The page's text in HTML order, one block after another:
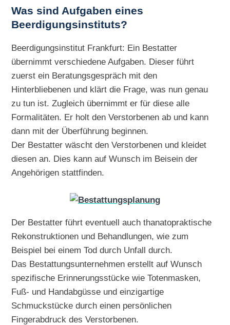
Was sind Aufgaben eines
Beerdigungsinstituts?
Beerdigungsinstitut Frankfurt: Ein Bestatter
übernimmt verschiedene Aufgaben. Dieser führt
zuerst ein Beratungsgespräch mit den
Hinterbliebenen und klärt die Frage, was nun genau
zu tun ist. Zugleich übernimmt er für diese alle
Formalitäten. Er holt den Verstorbenen ab und kann
dann mit der Überführung beginnen.
Der Bestatter wäscht den Verstorbenen und kleidet
diesen an. Dies kann auf Wunsch im Beisein der
Angehörigen stattfinden.
Der Bestatter führt eventuell auch thanatopraktische
Rekonstruktionen und Behandlungen, wie zum
Beispiel bei einem Tod durch Unfall durch.
Das Bestattungsunternehmen erstellt auf Wunsch
spezifische Erinnerungsstücke wie Totenmasken,
Fuß- und Handabgüsse und einzigartige
Schmuckstücke durch einen persönlichen
Fingerabdruck des Verstorbenen.